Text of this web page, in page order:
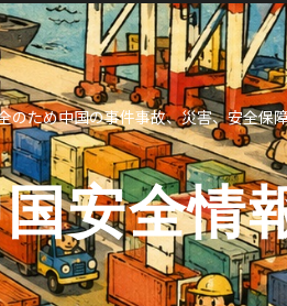
のため中国の事件事故、災害、安全保
安全情